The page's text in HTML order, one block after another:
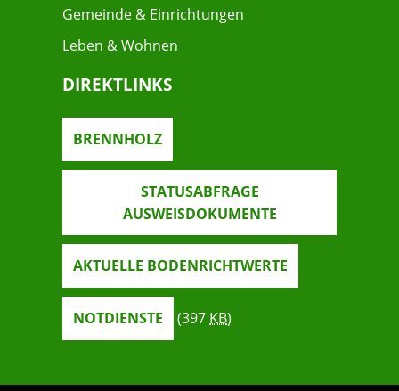
Gemeinde & Einrichtungen
Leben & Wohnen
DIREKTLINKS
BRENNHOLZ
STATUSABFRAGE
AUSWEISDOKUMENTE
AKTUELLE BODENRICHTWERTE
NOTDIENSTE (397 KB)